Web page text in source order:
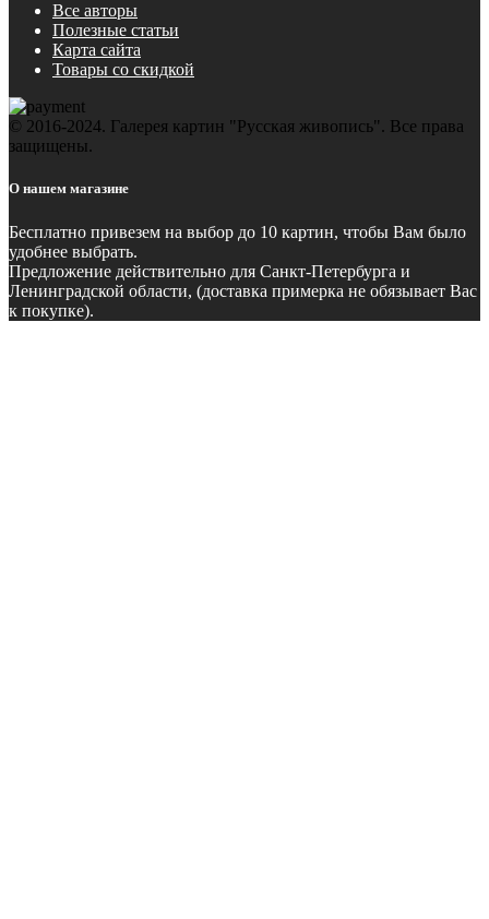
Все авторы
Полезные статьи
Карта сайта
Товары со скидкой
© 2016-2024. Галерея картин "Русская живопись". Все права
защищены.
О нашем магазине
Бесплатно привезем на выбор до 10 картин, чтобы Вам было
удобнее выбрать.
Предложение действительно для Санкт-Петербурга и
Ленинградской области, (доставка примерка не обязывает Вас
к покупке).